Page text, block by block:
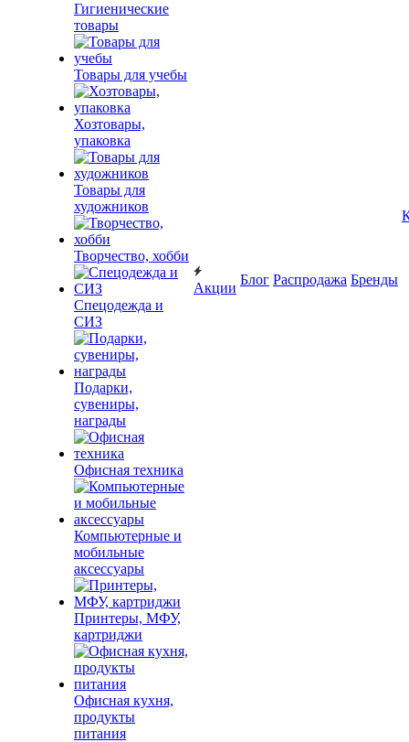
Гигиенические
товары
Товары для учебы
Хозтовары,
упаковка
Товары для
художников
Творчество, хобби
Спецодежда и
СИЗ
Подарки,
сувениры,
награды
Офисная техника
Компьютерные и
мобильные
аксессуары
Принтеры, МФУ,
картриджи
Офисная кухня,
продукты
питания
Акции
Блог Распродажа Бренды